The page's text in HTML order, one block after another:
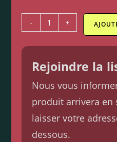
- +
Rejoindre la
Nous vous
produit arrivera en
laisser votre
dessous.